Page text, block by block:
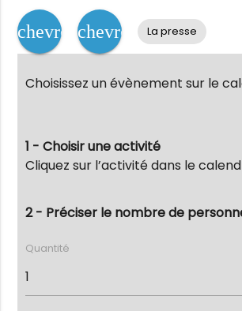
chevron_leftchevron_right
La presse
Choisissez un évènement sur le
1 - Choisir une activité
Cliquez sur l’activité dans le
2 - Préciser le nombre de
Quantité